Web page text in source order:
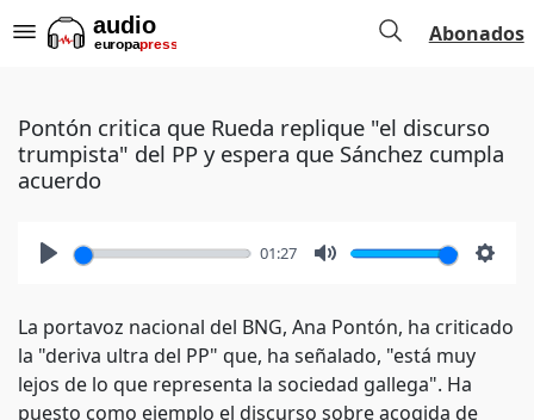
Abonados
Pontón critica que Rueda replique "el discurso
trumpista" del PP y espera que Sánchez cumpla
acuerdo
01:27
La portavoz nacional del BNG, Ana Pontón, ha criticado
la "deriva ultra del PP" que, ha señalado, "está muy
lejos de lo que representa la sociedad gallega". Ha
puesto como ejemplo el discurso sobre acogida de